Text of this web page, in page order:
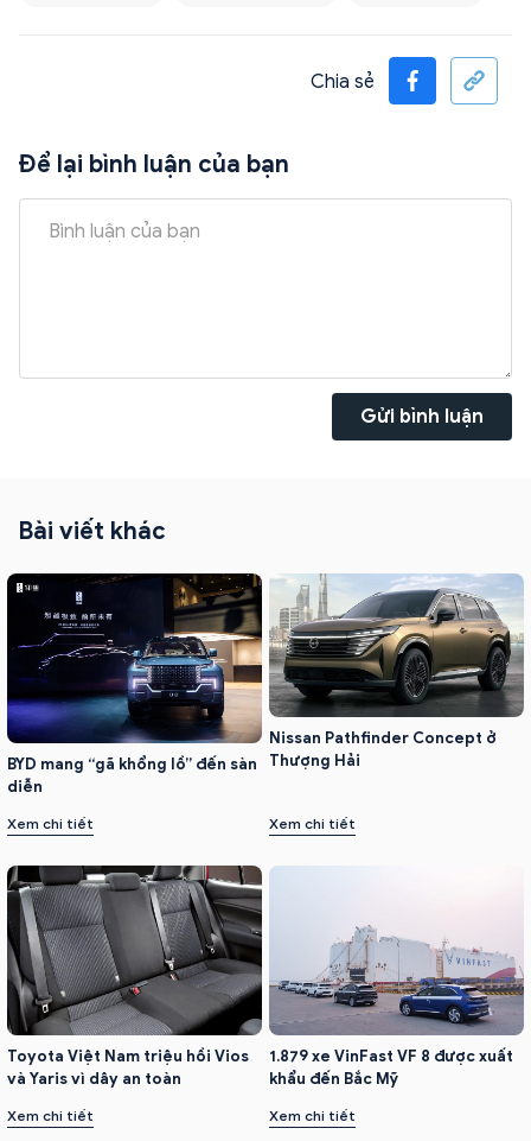
Chia sẻ
Để lại bình luận của bạn
Gửi bình luận
Bài viết khác
BYD mang “gã khổng lồ” đến sàn
diễn
Xem chi tiết
Nissan Pathfinder Concept ở
Thượng Hải
Xem chi tiết
Toyota Việt Nam triệu hồi Vios
và Yaris vì dây an toàn
Xem chi tiết
1.879 xe VinFast VF 8 được xuất
khẩu đến Bắc Mỹ
Xem chi tiết